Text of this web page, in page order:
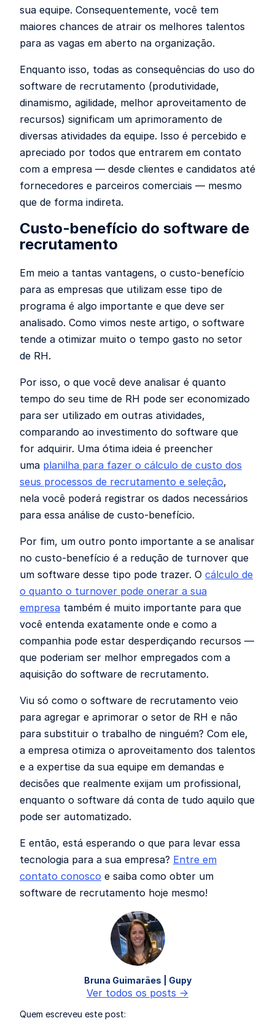
sua equipe. Consequentemente, você tem
maiores chances de atrair os melhores talentos
para as vagas em aberto na organização.
Enquanto isso, todas as consequências do uso do
software de recrutamento (produtividade,
dinamismo, agilidade, melhor aproveitamento de
recursos) significam um aprimoramento de
diversas atividades da equipe. Isso é percebido e
apreciado por todos que entrarem em contato
com a empresa — desde clientes e candidatos até
fornecedores e parceiros comerciais — mesmo
que de forma indireta.
Custo-benefício do software de
recrutamento
Em meio a tantas vantagens, o custo-benefício
para as empresas que utilizam esse tipo de
programa é algo importante e que deve ser
analisado. Como vimos neste artigo, o software
tende a otimizar muito o tempo gasto no setor
de RH.
Por isso, o que você deve analisar é quanto
tempo do seu time de RH pode ser economizado
para ser utilizado em outras atividades,
comparando ao investimento do software que
for adquirir. Uma ótima ideia é preencher
uma planilha para fazer o cálculo de custo dos
seus processos de recrutamento e seleção,
nela você poderá registrar os dados necessários
para essa análise de custo-benefício.
Por fim, um outro ponto importante a se analisar
no custo-benefício é a redução de turnover que
um software desse tipo pode trazer. O cálculo de
o quanto o turnover pode onerar a sua
empresa também é muito importante para que
você entenda exatamente onde e como a
companhia pode estar desperdiçando recursos —
que poderiam ser melhor empregados com a
aquisição do software de recrutamento.
Viu só como o software de recrutamento veio
para agregar e aprimorar o setor de RH e não
para substituir o trabalho de ninguém? Com ele,
a empresa otimiza o aproveitamento dos talentos
e a expertise da sua equipe em demandas e
decisões que realmente exijam um profissional,
enquanto o software dá conta de tudo aquilo que
pode ser automatizado.
E então, está esperando o que para levar essa
tecnologia para a sua empresa? Entre em
contato conosco e saiba como obter um
software de recrutamento hoje mesmo!
Bruna Guimarães | Gupy
Ver todos os posts ->
Quem escreveu este post: